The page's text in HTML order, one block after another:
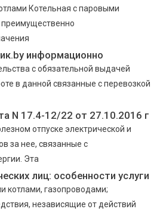
Котельная с паровыми
преимущественно
информационно
с обязательной выдачей
в данной связанные с перевозкой
N 17.4-12/22 от 27.10.2016 г
отпуске электрической и
за нее, связанные с
Эта
лиц: особенности услуги
котлами, газопроводами;
независящие от действий